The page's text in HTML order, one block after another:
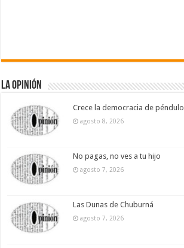
La Opinión
Crece la democracia de péndulo
agosto 8, 2026
No pagas, no ves a tu hijo
agosto 7, 2026
Las Dunas de Chuburná
agosto 7, 2026